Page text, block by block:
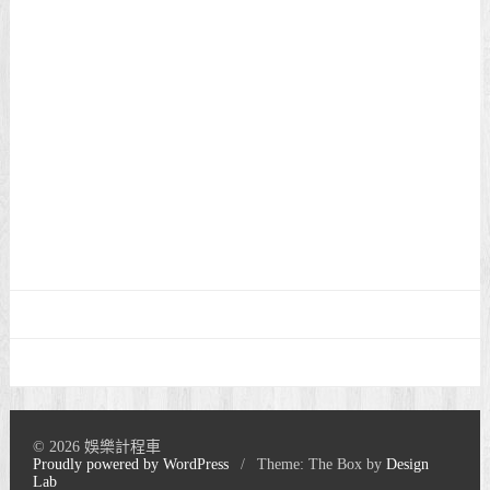
© 2026 娛樂計程車
Proudly powered by WordPress
/ Theme: The Box byDesign
Lab